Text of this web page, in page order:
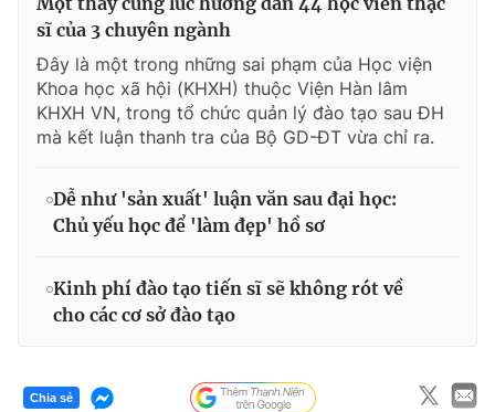
sĩ của 3 chuyên ngành
Đây là một trong những sai phạm của Học viện
Khoa học xã hội (KHXH) thuộc Viện Hàn lâm
KHXH VN, trong tổ chức quản lý đào tạo sau ĐH
mà kết luận thanh tra của Bộ GD-ĐT vừa chỉ ra.
Dễ như 'sản xuất' luận văn sau đại học:
Chủ yếu học để 'làm đẹp' hồ sơ
Kinh phí đào tạo tiến sĩ sẽ không rót về
cho các cơ sở đào tạo
Chia sẻ